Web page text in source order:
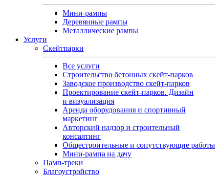
Мини-рампы
Деревянные рампы
Металлические рампы
Услуги
Скейтпарки
Все услуги
Строительство бетонных скейт-парков
Заводское производство скейт-парков
Проектирование скейт-парков. Дизайн
и визуализация
Аренда оборудования и спортивный
маркетинг
Авторский надзор и строительный
консалтинг
Общестроительные и сопутствующие работы
Мини-рампа на дачу
Памп‑треки
Благоустройство